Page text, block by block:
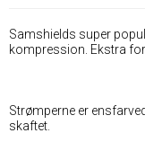
Samshields super
kompression. Ekstra
Strømperne er
skaftet.